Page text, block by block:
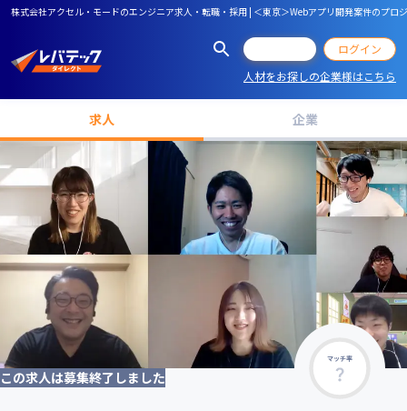
株式会社アクセル・モードのエンジニア求人・転職・採用 | ＜東京＞Webアプリ開発案件のプ
ログイン
人材をお探しの企業様はこちら
求人 企業
マッチ率
この求人は募集終了しました